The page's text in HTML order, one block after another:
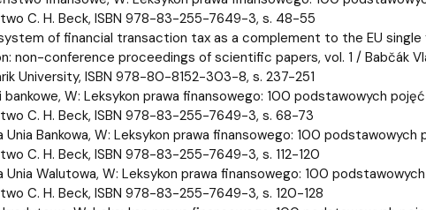
C. H. Beck, ISBN 978-83-255-7649-3, s. 48-55
of financial transaction tax as a complement to the EU single
non-conference proceedings of scientific papers, vol. 1 / Babčák
University, ISBN 978-80-8152-303-8, s. 237-251
W: Leksykon prawa finansowego: 100 podstawowych pojęć
C. H. Beck, ISBN 978-83-255-7649-3, s. 68-73
Unia Bankowa, W: Leksykon prawa finansowego: 100 podstawowych
C. H. Beck, ISBN 978-83-255-7649-3, s. 112-120
Unia Walutowa, W: Leksykon prawa finansowego: 100
C. H. Beck, ISBN 978-83-255-7649-3, s. 120-128